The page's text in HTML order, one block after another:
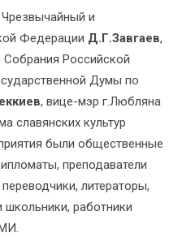
и
Федерации Д.Г.Завгаев,
Российской
Думы по
, вице-мэр г.Любляна
славянских культур
были общественные
преподаватели
литераторы,
школьники, работники